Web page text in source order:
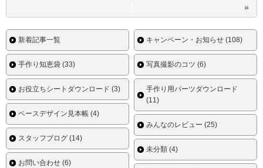
»
新着記事一覧 キャンペーン・お知らせ (108)
手作り知恵袋 (33) 写真撮影のコツ (6)
お役立ちシートダウンロード (3)
手作り用パーツダウンロード
(11)
ベースデザイン見本帳 (4)
みんなのレビュー (25)
スタッフブログ (14)
未分類 (4)
お問い合わせ (6)